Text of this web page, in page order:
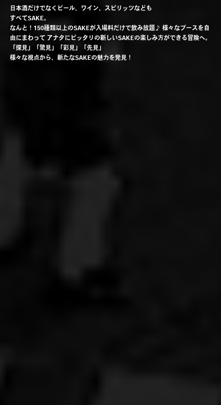
日本酒だけでなくビール、ワイン、スピリッツなども
すべてSAKE。
なんと！ 150種類以上のSAKEが入場料だけで飲み放題 ♪ 様々なブースを自
由にまわって アナタにピッタリの新しいSAKEの楽しみ方ができる冒険へ。
「探見」「驚見」「彩見」「先見」
様々な視点から、新たなSAKEの魅力を発見！